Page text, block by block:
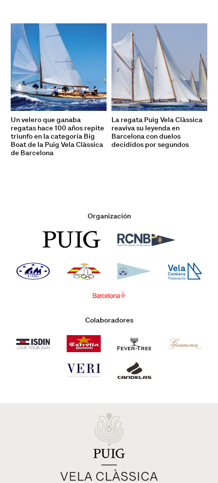
Un velero que ganaba
regatas hace 100 años repite
triunfo en la categoría Big
Boat de la Puig Vela Clàssica
de Barcelona
La regata Puig Vela Clàssica
reaviva su leyenda en
Barcelona con duelos
decididos por segundos
Organización
Colaboradores